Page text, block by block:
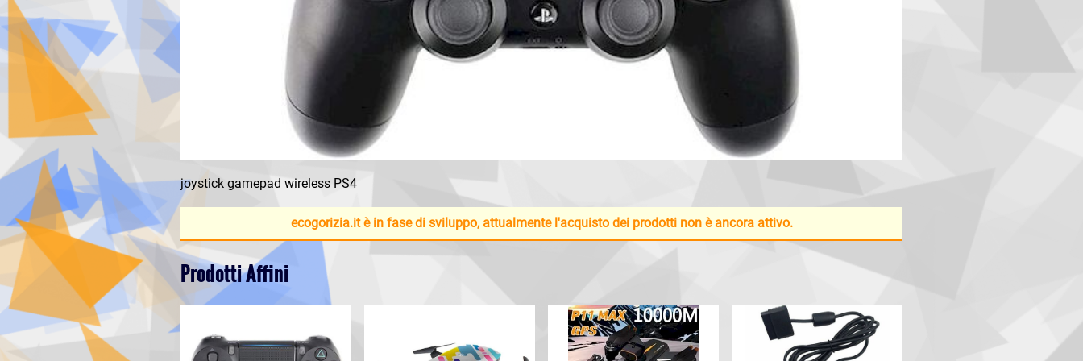
joystick gamepad wireless PS4
ecogorizia.it è in fase di sviluppo, attualmente l'acquisto dei prodotti non è ancora attivo.
Prodotti Affini